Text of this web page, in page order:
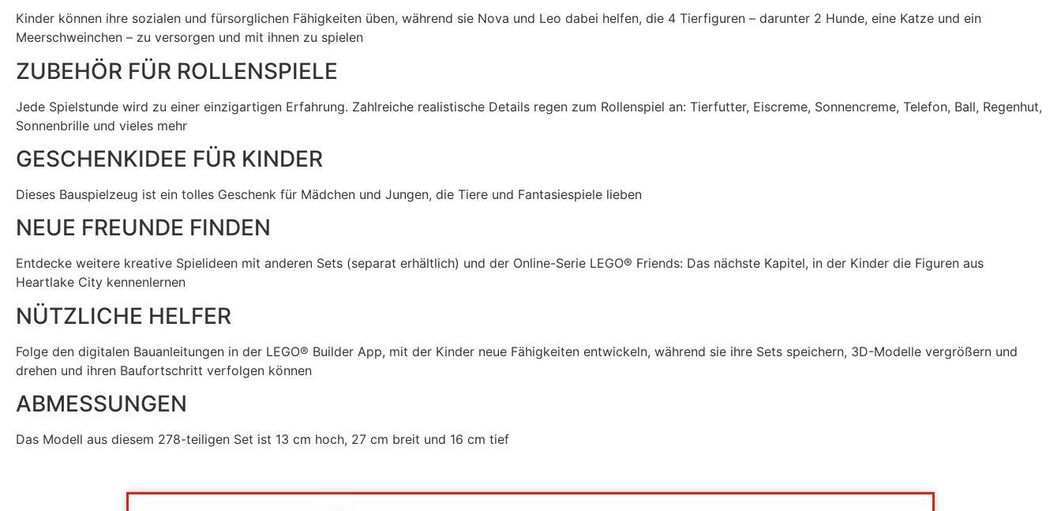
Kinder können ihre sozialen und fürsorglichen Fähigkeiten üben, während sie Nova und Leo dabei helfen, die 4 Tierfiguren – darunter 2 Hunde, eine Katze und ein
Meerschweinchen – zu versorgen und mit ihnen zu spielen
ZUBEHÖR FÜR ROLLENSPIELE
Jede Spielstunde wird zu einer einzigartigen Erfahrung. Zahlreiche realistische Details regen zum Rollenspiel an: Tierfutter, Eiscreme, Sonnencreme, Telefon, Ball, Regenhut,
Sonnenbrille und vieles mehr
GESCHENKIDEE FÜR KINDER
Dieses Bauspielzeug ist ein tolles Geschenk für Mädchen und Jungen, die Tiere und Fantasiespiele lieben
NEUE FREUNDE FINDEN
Entdecke weitere kreative Spielideen mit anderen Sets (separat erhältlich) und der Online-Serie LEGO® Friends: Das nächste Kapitel, in der Kinder die Figuren aus
Heartlake City kennenlernen
NÜTZLICHE HELFER
Folge den digitalen Bauanleitungen in der LEGO® Builder App, mit der Kinder neue Fähigkeiten entwickeln, während sie ihre Sets speichern, 3D-Modelle vergrößern und
drehen und ihren Baufortschritt verfolgen können
ABMESSUNGEN
Das Modell aus diesem 278-teiligen Set ist 13 cm hoch, 27 cm breit und 16 cm tief